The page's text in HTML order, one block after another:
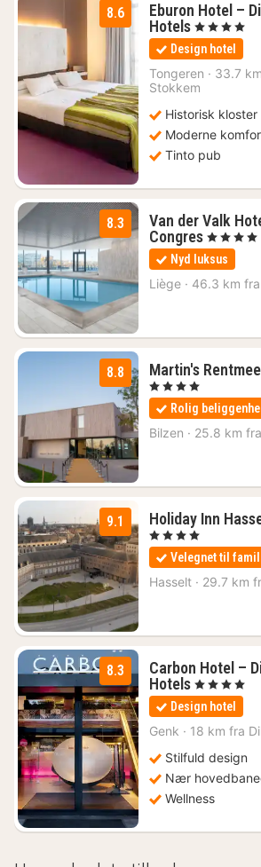
8.6
Eburon Hotel –
Hotels1
nat
fra
741
kr.
, 4 Stjerner
Design hotel
Tongeren · 33.7
Stokkem
Historisk kloster
Moderne
Tinto pub
8.3
Van der Valk
Congres1
nat
fra
1032
, 4 Stjerner
Nyd luksus
Liège · 46.3 km
8.8 Martin's
, 4 Stjerner
Rolig
Bilzen · 25.8 km
9.1 Holiday Inn
, 4 Stjerner
Velegnet til
Hasselt · 29.7 km
8.3
Carbon Hotel –
Hotels1
nat
fra
1316
, 4 Stjerner
Design hotel
Genk · 18 km fra
Stilfuld design
Nær
Wellness